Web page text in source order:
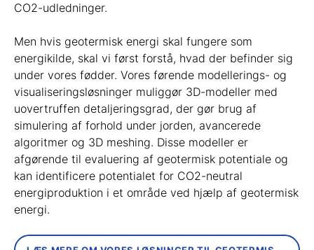
CO2-udledninger.
Men hvis geotermisk energi skal fungere som
energikilde, skal vi først forstå, hvad der befinder sig
under vores fødder. Vores førende modellerings- og
visualiseringsløsninger muliggør 3D-modeller med
uovertruffen detaljeringsgrad, der gør brug af
simulering af forhold under jorden, avancerede
algoritmer og 3D meshing. Disse modeller er
afgørende til evaluering af geotermisk potentiale og
kan identificere potentialet for CO2-neutral
energiproduktion i et område ved hjælp af geotermisk
energi.